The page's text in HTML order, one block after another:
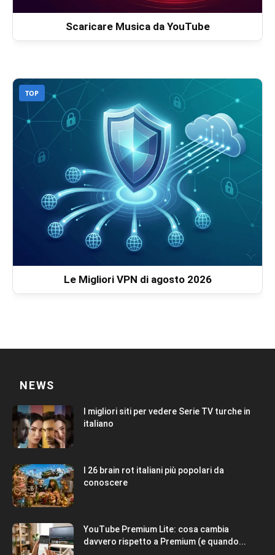
Scaricare Musica da YouTube
TOP
Le Migliori VPN di agosto 2026
NEWS
I migliori siti per vedere Serie TV turche in
italiano
I 26 brain rot italiani più popolari da
conoscere
YouTube Premium Lite: cosa cambia
davvero rispetto a Premium (e quando...